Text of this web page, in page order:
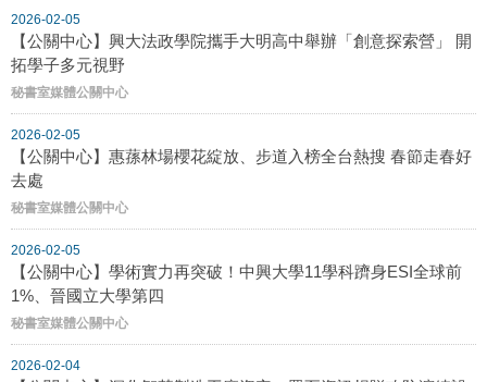
2026-02-05
【公關中心】興大法政學院攜手大明高中舉辦「創意探索營」 開
拓學子多元視野
秘書室媒體公關中心
2026-02-05
【公關中心】惠蓀林場櫻花綻放、步道入榜全台熱搜 春節走春好
去處
秘書室媒體公關中心
2026-02-05
【公關中心】學術實力再突破！中興大學11學科躋身ESI全球前
1%、晉國立大學第四
秘書室媒體公關中心
2026-02-04